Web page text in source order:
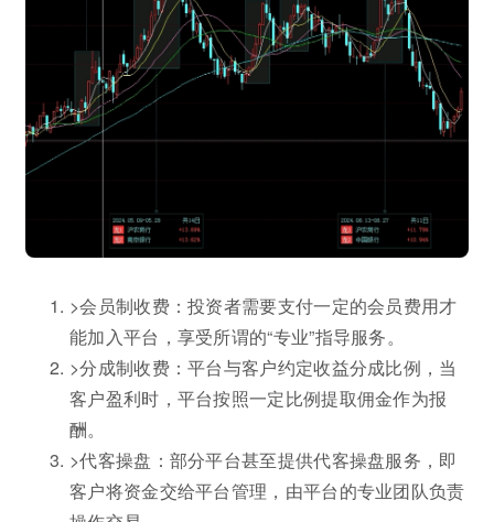
>会员制收费：投资者需要支付一定的会员费用才
能加入平台，享受所谓的“专业”指导服务。
>分成制收费：平台与客户约定收益分成比例，当
客户盈利时，平台按照一定比例提取佣金作为报
酬。
>代客操盘：部分平台甚至提供代客操盘服务，即
客户将资金交给平台管理，由平台的专业团队负责